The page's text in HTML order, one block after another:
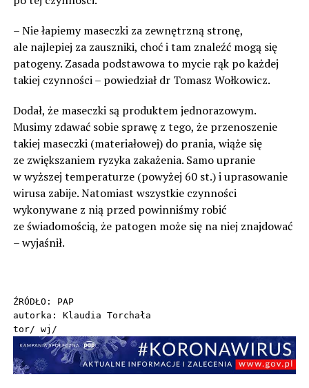
– Nie łapiemy maseczki za zewnętrzną stronę,
ale najlepiej za zauszniki, choć i tam znaleźć mogą się
patogeny. Zasada podstawowa to mycie rąk po każdej
takiej czynności – powiedział dr Tomasz Wołkowicz.
Dodał, że maseczki są produktem jednorazowym.
Musimy zdawać sobie sprawę z tego, że przenoszenie
takiej maseczki (materiałowej) do prania, wiąże się
ze zwiększaniem ryzyka zakażenia. Samo upranie
w wyższej temperaturze (powyżej 60 st.) i uprasowanie
wirusa zabije. Natomiast wszystkie czynności
wykonywane z nią przed powinniśmy robić
ze świadomością, że patogen może się na niej znajdować
– wyjaśnił.
ŹRÓDŁO: PAP
autorka: Klaudia Torchała